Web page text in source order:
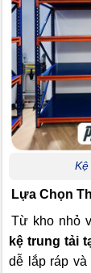
Kệ
Lựa Chọn
Từ kho nhỏ
kệ trung tải
dễ lắp ráp